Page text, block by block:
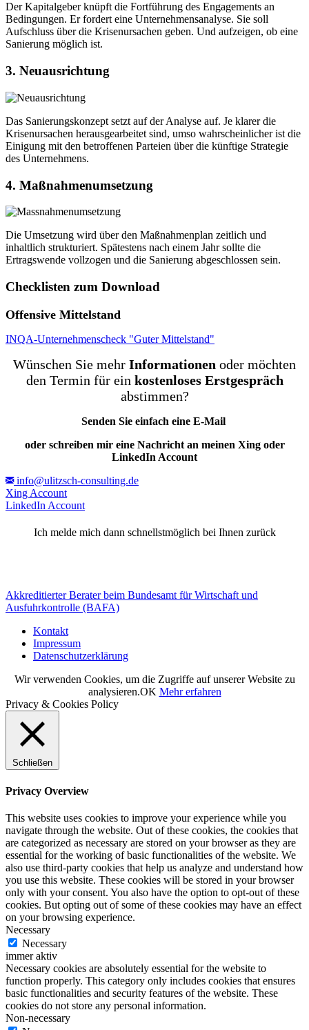
Der Kapitalgeber knüpft die Fortführung des Engagements an
Bedingungen. Er fordert eine Unternehmensanalyse. Sie soll
Aufschluss über die Krisenursachen geben. Und aufzeigen, ob eine
Sanierung möglich ist.
3. Neuausrichtung
Das Sanierungskonzept setzt auf der Analyse auf. Je klarer die
Krisenursachen herausgearbeitet sind, umso wahrscheinlicher ist die
Einigung mit den betroffenen Parteien über die künftige Strategie
des Unternehmens.
4. Maßnahmenumsetzung
Die Umsetzung wird über den Maßnahmenplan zeitlich und
inhaltlich strukturiert. Spätestens nach einem Jahr sollte die
Ertragswende vollzogen und die Sanierung abgeschlossen sein.
Checklisten zum Download
Offensive Mittelstand
INQA-Unternehmenscheck "Guter Mittelstand"
Wünschen Sie mehr Informationen oder möchten
den Termin für ein kostenloses Erstgespräch
abstimmen?
Senden Sie einfach eine E-Mail
oder schreiben mir eine Nachricht an meinen Xing oder
LinkedIn Account
info@ulitzsch-consulting.de
Xing Account
LinkedIn Account
Ich melde mich dann schnellstmöglich bei Ihnen zurück
Akkreditierter Berater beim Bundesamt für Wirtschaft und
Ausfuhrkontrolle (BAFA)
Kontakt
Impressum
Datenschutzerklärung
Wir verwenden Cookies, um die Zugriffe auf unserer Website zu
analysieren.OK Mehr erfahren
Privacy & Cookies Policy
Schließen
Privacy Overview
This website uses cookies to improve your experience while you
navigate through the website. Out of these cookies, the cookies that
are categorized as necessary are stored on your browser as they are
essential for the working of basic functionalities of the website. We
also use third-party cookies that help us analyze and understand how
you use this website. These cookies will be stored in your browser
only with your consent. You also have the option to opt-out of these
cookies. But opting out of some of these cookies may have an effect
on your browsing experience.
Necessary
Necessary
immer aktiv
Necessary cookies are absolutely essential for the website to
function properly. This category only includes cookies that ensures
basic functionalities and security features of the website. These
cookies do not store any personal information.
Non-necessary